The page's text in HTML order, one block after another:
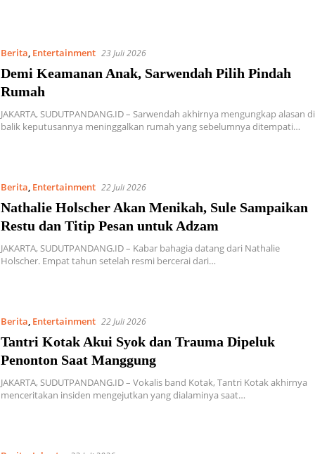
Berita, Entertainment 23 Juli 2026
Demi Keamanan Anak, Sarwendah Pilih Pindah
Rumah
JAKARTA, SUDUTPANDANG.ID – Sarwendah akhirnya mengungkap alasan di
balik keputusannya meninggalkan rumah yang sebelumnya ditempati…
Berita, Entertainment 22 Juli 2026
Nathalie Holscher Akan Menikah, Sule Sampaikan
Restu dan Titip Pesan untuk Adzam
JAKARTA, SUDUTPANDANG.ID – Kabar bahagia datang dari Nathalie
Holscher. Empat tahun setelah resmi bercerai dari…
Berita, Entertainment 22 Juli 2026
Tantri Kotak Akui Syok dan Trauma Dipeluk
Penonton Saat Manggung
JAKARTA, SUDUTPANDANG.ID – Vokalis band Kotak, Tantri Kotak akhirnya
menceritakan insiden mengejutkan yang dialaminya saat…